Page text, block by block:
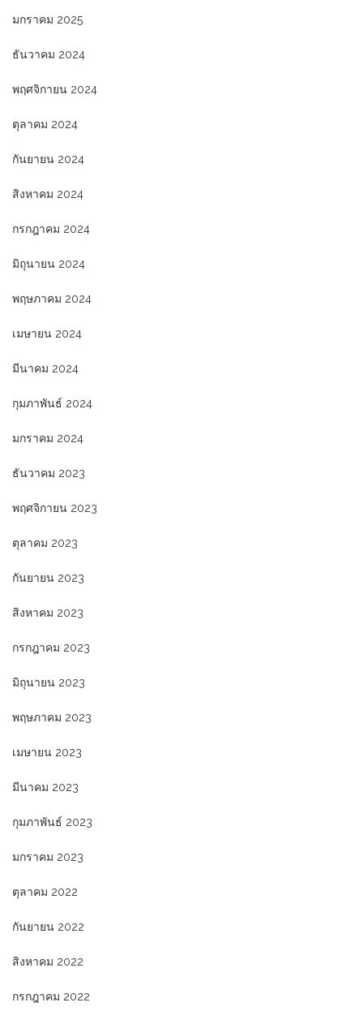
มกราคม 2025
ธันวาคม 2024
พฤศจิกายน 2024
ตุลาคม 2024
กันยายน 2024
สิงหาคม 2024
กรกฎาคม 2024
มิถุนายน 2024
พฤษภาคม 2024
เมษายน 2024
มีนาคม 2024
กุมภาพันธ์ 2024
มกราคม 2024
ธันวาคม 2023
พฤศจิกายน 2023
ตุลาคม 2023
กันยายน 2023
สิงหาคม 2023
กรกฎาคม 2023
มิถุนายน 2023
พฤษภาคม 2023
เมษายน 2023
มีนาคม 2023
กุมภาพันธ์ 2023
มกราคม 2023
ตุลาคม 2022
กันยายน 2022
สิงหาคม 2022
กรกฎาคม 2022